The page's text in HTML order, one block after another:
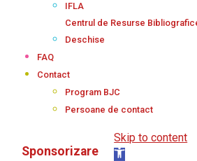
IFLA
Centrul de Resurse
Deschise
FAQ
Contact
Program BJC
Persoane de contact
Sponsorizare
Skip to content
Open